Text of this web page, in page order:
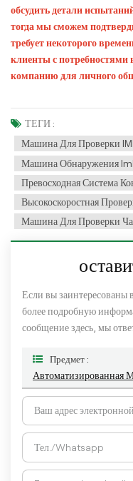
обсудить детали
тогда мы сможем
требует некоторого
клиенты с потребностями
компанию для личного
ТЕГИ :
Машина Для Проверки IML
Машина Обнаружения Iml
Превосходная Система
Высокоскоростная
Машина Для Проверки
Если вы заинтересованы
более подробную
сообщение здесь, мы
Предмет :